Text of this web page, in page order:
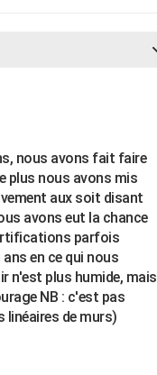
nous avons fait faire
plus nous avons mis
aux soit disant
avons eut la chance
parfois
en ce qui nous
n'est plus humide, mais
NB : c'est pas
linéaires de murs)